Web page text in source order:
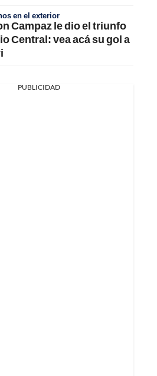
en el exterior
Campaz le dio el triunfo
Central: vea acá su gol a
PUBLICIDAD